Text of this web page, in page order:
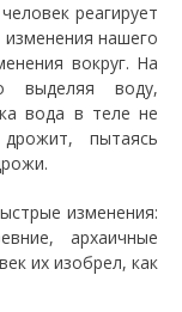
реагирует
изменения нашего
вокруг. На
выделяя воду,
вода в теле не
пытаясь
изменения:
архаичные
их изобрел, как